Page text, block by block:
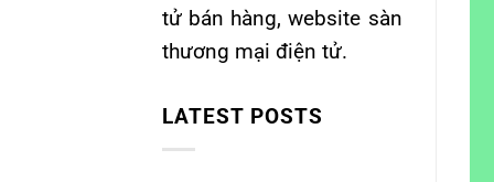
tử bán hàng, website sàn
thương mại điện tử.
LATEST POSTS